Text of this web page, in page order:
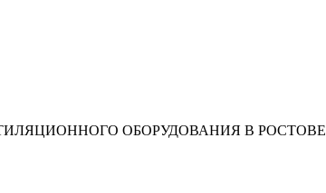
ОБОРУДОВАНИЯ В РОСТОВЕ